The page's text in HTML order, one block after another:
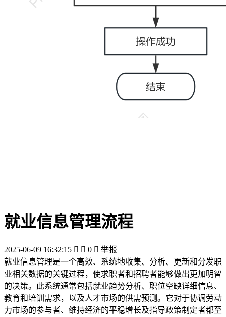
就业信息管理流程
2025-06-09 16:32:15   0  举报
就业信息管理是一个高效、系统地收集、分析、更新和分发职
业相关数据的关键过程，使求职者和招聘者能够做出更加明智
的决策。此系统通常包括就业趋势分析、职位空缺详细信息、
教育和培训需求，以及人才市场的供需预测。它对于协调劳动
力市场的参与者、维持经济的平稳增长及指导政策制定者都至